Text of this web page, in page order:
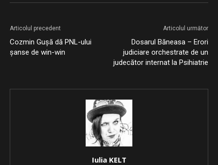
Articolul precedent
Cozmin Gușă dă PNL-ului
șanse de win-win
Articolul următor
Dosarul Băneasa – Erori
judiciare orchestrate de un
judecător internat la Psihiatrie
Iulia KELT